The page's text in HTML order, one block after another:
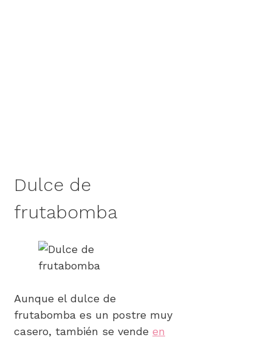
Dulce de
frutabomba
Aunque el dulce de
frutabomba es un postre muy
casero, también se vende en